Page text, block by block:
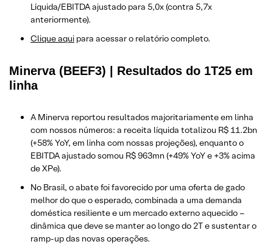
Líquida/EBITDA ajustado para 5,0x (contra 5,7x
anteriormente).
​Clique aqui para acessar o relatório completo.
Minerva (BEEF3) | Resultados do 1T25 em
linha
A Minerva reportou resultados majoritariamente em linha
com nossos números: a receita líquida totalizou R$ 11.2bn
(+58% YoY, em linha com nossas projeções), enquanto o
EBITDA ajustado somou R$ 963mn (+49% YoY e +3% acima
de XPe).
No Brasil, o abate foi favorecido por uma oferta de gado
melhor do que o esperado, combinada a uma demanda
doméstica resiliente e um mercado externo aquecido –
dinâmica que deve se manter ao longo do 2T e sustentar o
ramp-up das novas operações.